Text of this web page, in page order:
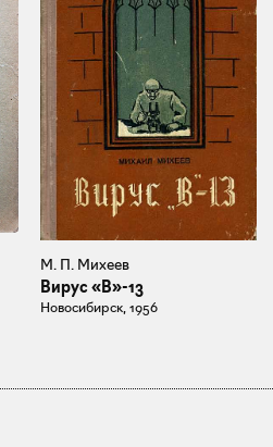
М. П. Михеев
Вирус «В»-13
Новосибирск, 1956